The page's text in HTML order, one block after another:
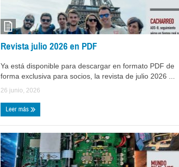
Revista julio 2026 en PDF
Ya está disponible para descargar en formato PDF de
forma exclusiva para socios, la revista de julio 2026 ...
26 junio, 2026
Leer más